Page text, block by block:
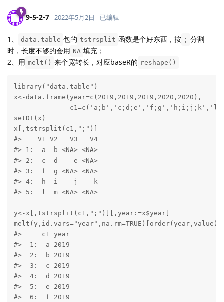
9-5-2-7 2022年5月2日 已编辑
1、 data.table 包的 tstrsplit 函数是个好东西，按 ; 分割
时，长度不够的会用 NA 填充；
2、用 melt() 来个宽转长，对应baseR的 reshape()
library("data.table")
x<-data.frame(year=c(2019,2019,2019,2020,2020),
setDT(x)
x[,tstrsplit(c1,";")]
#>    V1 V2   V3   V4
#> 1:  a  b <NA> <NA>
#> 2:  c  d    e <NA>
#> 3:  f  g <NA> <NA>
#> 4:  h  i    j    k
#> 5:  l  m <NA> <NA>
y<-x[,tstrsplit(c1,";")][,year:=x$year]
#>     c1 year
#>  1:  a 2019
#>  2:  b 2019
#>  3:  c 2019
#>  4:  d 2019
#>  5:  e 2019
#>  6:  f 2019